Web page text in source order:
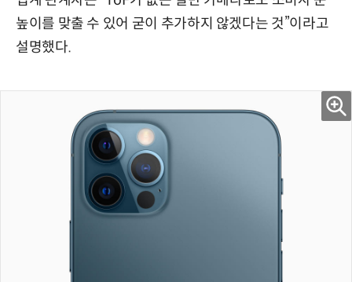
높이를 맞출 수 있어 굳이 추가하지 않겠다는 것”이라고
설명했다.